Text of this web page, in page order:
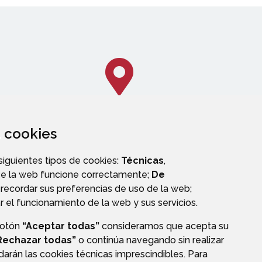
cookies
tipos de cookies: Técnicas,
la web funcione correctamente; De
sus preferencias de uso de la web;
el funcionamiento de la web y sus servicios.
“Aceptar todas” consideramos que acepta su
todas” o continúa navegando sin realizar
las cookies técnicas imprescindibles. Para